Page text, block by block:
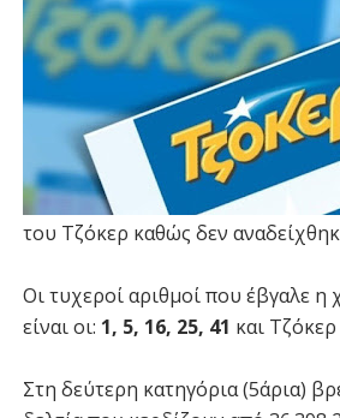
του Τζόκερ καθώς δεν
Οι τυχεροί αριθμοί που έβγαλε η
είναι οι: 1, 5, 16, 25, 41 και
Στη δεύτερη κατηγόρια (5άρια)